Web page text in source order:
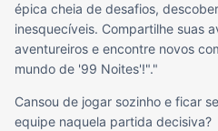
épica cheia de desafios,
inesquecíveis. Compartilhe suas
aventureiros e encontre novos
mundo de '99 Noites'!"."
Cansou de jogar sozinho e ficar
equipe naquela partida decisiva?